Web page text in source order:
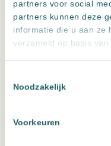
partners voor social
partners kunnen deze
informatie die u aan ze
verzameld op basis van
Noodzakelijk
Voorkeuren
Advies nodig?